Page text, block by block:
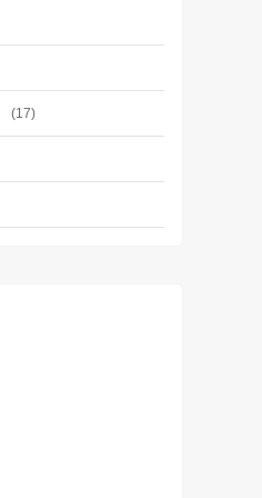
(17)